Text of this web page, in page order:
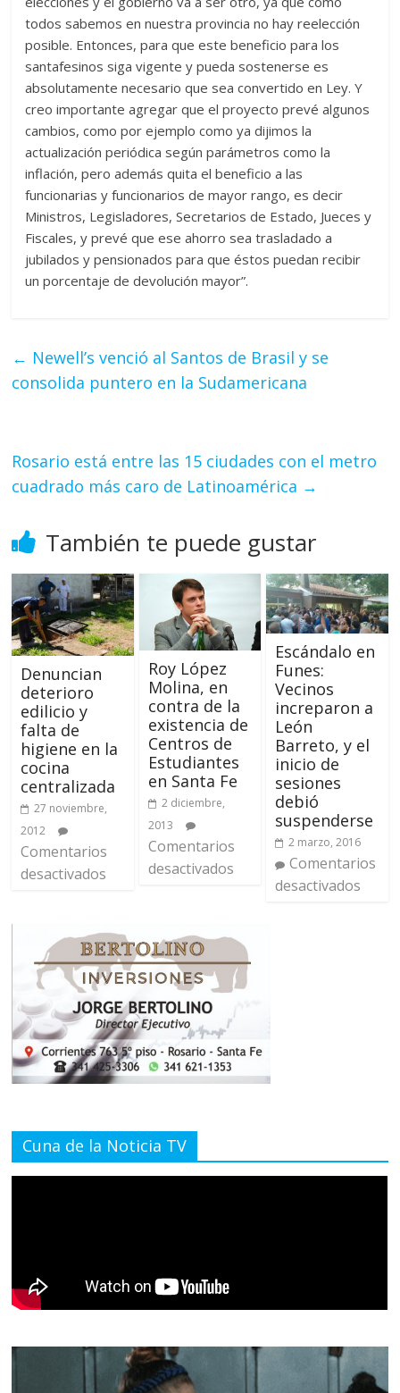
todos sabemos en nuestra provincia no hay reelección
posible. Entonces, para que este beneficio para los
santafesinos siga vigente y pueda sostenerse es
absolutamente necesario que sea convertido en Ley. Y
creo importante agregar que el proyecto prevé algunos
cambios, como por ejemplo como ya dijimos la
actualización periódica según parámetros como la
inflación, pero además quita el beneficio a las
funcionarias y funcionarios de mayor rango, es decir
Ministros, Legisladores, Secretarios de Estado, Jueces y
Fiscales, y prevé que ese ahorro sea trasladado a
jubilados y pensionados para que éstos puedan recibir
un porcentaje de devolución mayor”.
← Newell’s venció al Santos de Brasil y se
consolida puntero en la Sudamericana
Rosario está entre las 15 ciudades con el metro
cuadrado más caro de Latinoamérica →
También te puede gustar
Denuncian
deterioro
edilicio y
falta de
higiene en la
cocina
centralizada
27 noviembre,
2012
Comentarios
desactivados
Roy López
Molina, en
contra de la
existencia de
Centros de
Estudiantes
en Santa Fe
2 diciembre,
2013
Comentarios
desactivados
Escándalo en
Funes:
Vecinos
increparon a
León
Barreto, y el
inicio de
sesiones
debió
suspenderse
2 marzo, 2016
Comentarios
desactivados
Cuna de la Noticia TV